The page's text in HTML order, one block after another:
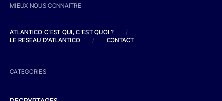
MIEUX NOUS CONNAITRE
ATLANTICO C'EST QUI, C'EST QUOI ?
/
LE RESEAU D'ATLANTICO
/ CONTACT
CATEGORIES